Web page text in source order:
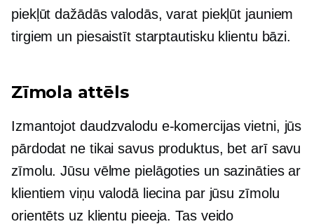
piekļūt dažādās valodās, varat piekļūt jauniem
tirgiem un piesaistīt starptautisku klientu bāzi.
Zīmola attēls
Izmantojot daudzvalodu e-komercijas vietni, jūs
pārdodat ne tikai savus produktus, bet arī savu
zīmolu. Jūsu vēlme pielāgoties un sazināties ar
klientiem viņu valodā liecina par jūsu zīmolu
orientēts uz klientu pieeja. Tas veido